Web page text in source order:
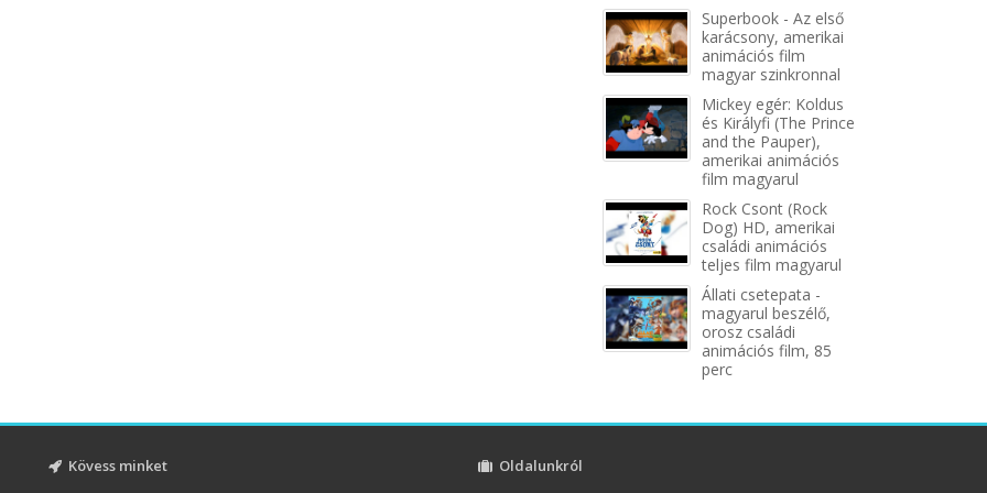
Superbook - Az első
karácsony, amerikai
animációs film
magyar szinkronnal
Mickey egér: Koldus
és Királyfi (The Prince
and the Pauper),
amerikai animációs
film magyarul
Rock Csont (Rock
Dog) HD, amerikai
családi animációs
teljes film magyarul
Állati csetepata -
magyarul beszélő,
orosz családi
animációs film, 85
perc
Kövess minket Oldalunkról